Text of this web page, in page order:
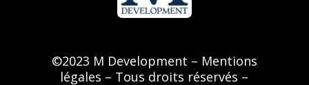
©2023 M Development – Mentions
légales – Tous droits réservés –